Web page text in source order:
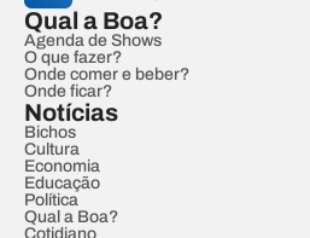
Qual a Boa?
Agenda de Shows
O que fazer?
Onde comer e beber?
Onde ficar?
Notícias
Bichos
Cultura
Economia
Educação
Política
Qual a Boa?
Cotidiano